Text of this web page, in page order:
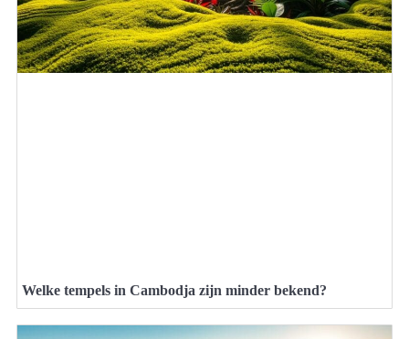
Welke tempels in Cambodja zijn minder bekend?